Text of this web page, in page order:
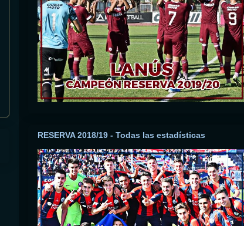
RESERVA 2018/19 - Todas las estadísticas